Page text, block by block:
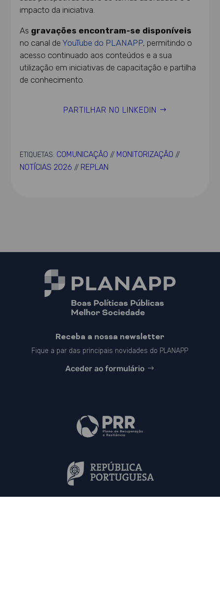
impacto da iniciativa.
As gravações encontram-se disponíveis
no canal deYouTube do PLANAPP, permitindo o
acesso continuado aos conteúdos e a sua
utilização em iniciativas de capacitação e partilha
de conhecimento.
PARTILHAR NO LINKEDIN
ETIQUETAS: COMUNICAÇÃO // MONITORIZAÇÃO //
NOTÍCIAS 2026 // REPLAN
Receba a nossa newsletter
Fique a par das principais novidades do PLANAPP
Aceder ao formulário